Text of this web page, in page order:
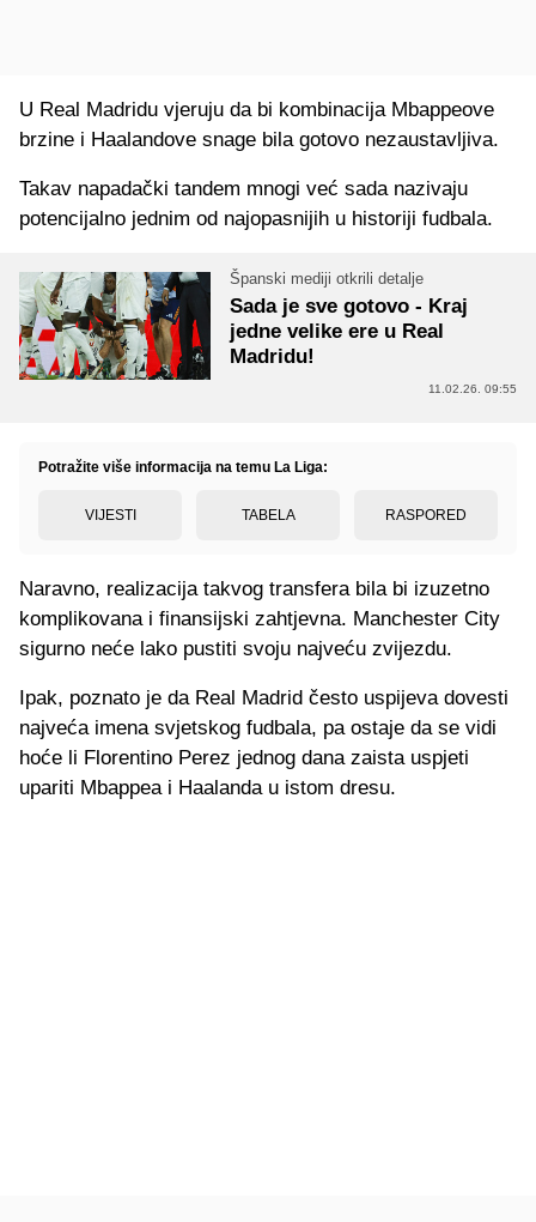
U Real Madridu vjeruju da bi kombinacija Mbappeove
brzine i Haalandove snage bila gotovo nezaustavljiva.
Takav napadački tandem mnogi već sada nazivaju
potencijalno jednim od najopasnijih u historiji fudbala.
Španski mediji otkrili detalje
Sada je sve gotovo - Kraj
jedne velike ere u Real
Madridu!
11.02.26. 09:55
Potražite više informacija na temu La Liga:
VIJESTI TABELA RASPORED
Naravno, realizacija takvog transfera bila bi izuzetno
komplikovana i finansijski zahtjevna. Manchester City
sigurno neće lako pustiti svoju najveću zvijezdu.
Ipak, poznato je da Real Madrid često uspijeva dovesti
najveća imena svjetskog fudbala, pa ostaje da se vidi
hoće li Florentino Perez jednog dana zaista uspjeti
upariti Mbappea i Haalanda u istom dresu.